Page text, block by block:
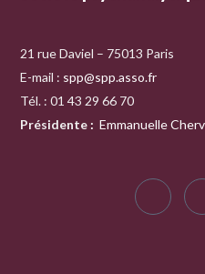
21 rue Daviel – 75013 Paris
E-mail : spp@spp.asso.fr
Tél. : 01 43 29 66 70
Présidente : Emmanuelle